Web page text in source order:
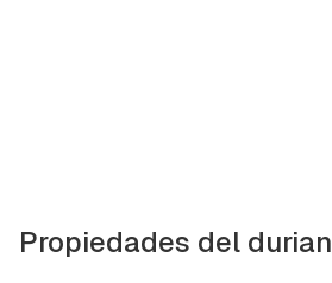
Propiedades del durian